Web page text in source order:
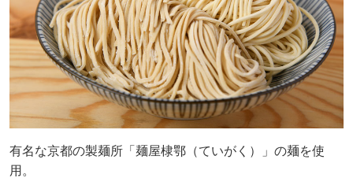
有名な京都の製麺所「麺屋棣鄂（ていがく）」の麺を使
用。